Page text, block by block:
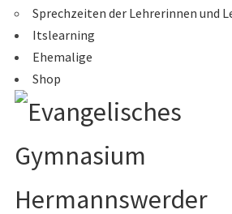
Sprechzeiten der Lehrerinnen und
Itslearning
Ehemalige
Shop